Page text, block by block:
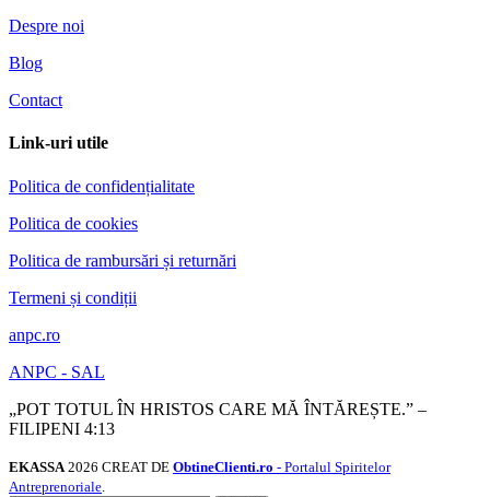
Despre noi
Blog
Contact
Link-uri utile
Politica de confidențialitate
Politica de cookies
Politica de rambursări și returnări
Termeni și condiții
anpc.ro
ANPC - SAL
„POT TOTUL ÎN HRISTOS CARE MĂ ÎNTĂREȘTE.” –
FILIPENI 4:13
EKASSA 2026 CREAT DE ObtineClienti.ro - Portalul Spiritelor
Antreprenoriale